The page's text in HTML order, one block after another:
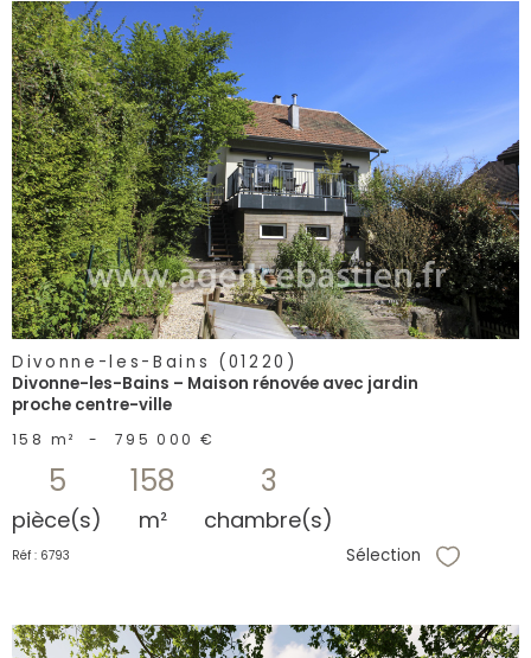
voir le
bien
Divonne-les-Bains (01220)
Divonne-les-Bains – Maison rénovée avec jardin
proche centre-ville
158 m² - 795 000 €
5
pièce(s)
158
m²
3
chambre(s)
Réf : 6793 Sélection